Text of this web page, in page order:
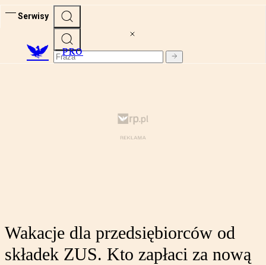
Serwisy
PRO
Wakacje dla przedsiębiorców od
składek ZUS. Kto zapłaci za nową